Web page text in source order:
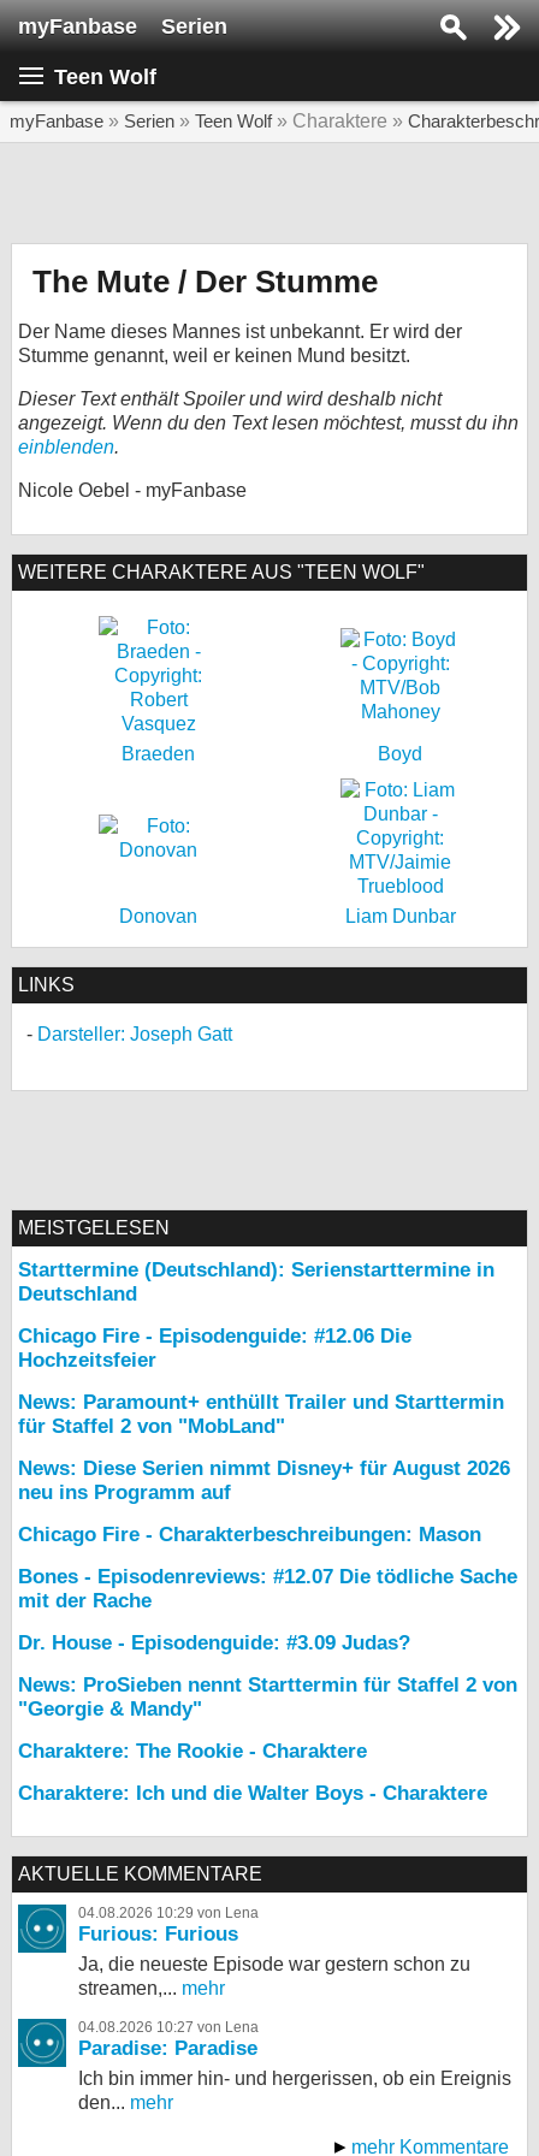
myFanbase Serien
Teen Wolf
myFanbase » Serien » Teen Wolf» Charaktere »
The Mute / Der Stumme
Der Name dieses Mannes ist unbekannt. Er wird der
Stumme genannt, weil er keinen Mund besitzt.
Dieser Text enthält Spoiler und wird deshalb nicht
angezeigt. Wenn du den Text lesen möchtest, musst du ihn
einblenden.
Nicole Oebel - myFanbase
WEITERE CHARAKTERE AUS "TEEN WOLF"
Braeden Boyd
Donovan Liam Dunbar
LINKS
Darsteller: Joseph Gatt
MEISTGELESEN
Starttermine (Deutschland): Serienstarttermine in
Deutschland
Chicago Fire - Episodenguide: #12.06 Die
Hochzeitsfeier
News: Paramount+ enthüllt Trailer und Starttermin
für Staffel 2 von "MobLand"
News: Diese Serien nimmt Disney+ für August 2026
neu ins Programm auf
Chicago Fire - Charakterbeschreibungen: Mason
Bones - Episodenreviews: #12.07 Die tödliche Sache
mit der Rache
Dr. House - Episodenguide: #3.09 Judas?
News: ProSieben nennt Starttermin für Staffel 2 von
"Georgie & Mandy"
Charaktere: The Rookie - Charaktere
Charaktere: Ich und die Walter Boys - Charaktere
AKTUELLE KOMMENTARE
04.08.2026 10:29 von Lena
Furious: Furious
Ja, die neueste Episode war gestern schon zu
streamen,... mehr
04.08.2026 10:27 von Lena
Paradise: Paradise
Ich bin immer hin- und hergerissen, ob ein Ereignis
den... mehr
mehr Kommentare
Serie suchen...
SERIEN
KULTUR
Specials
SERVICE
bei X
bei Facebook
Nutzungsbedingungen
Cookie-Einstellungen
Desktop-Ansicht